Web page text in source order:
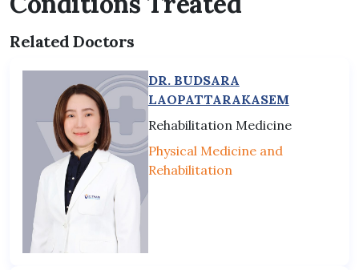
Related Doctors
DR. BUDSARA
LAOPATTARAKASEM
Rehabilitation Medicine
Physical Medicine and
Rehabilitation